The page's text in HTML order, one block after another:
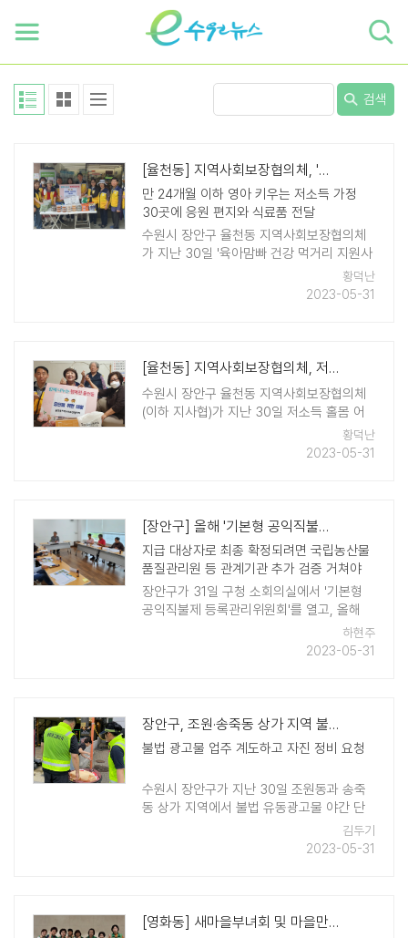
검색
[율천동] 지역사회보장협의체, '육아맘빠 건강 먹거리 지원사업' 진행
만 24개월 이하 영아 키우는 저소득 가정
30곳에 응원 편지와 식료품 전달
수원시 장안구 율천동 지역사회보장협의체
가 지난 30일 '육아맘빠 건강 먹거리 지원사
업'의 일환으로 영아를 키우는 취약계층 30
가구에 과일과 반찬을 전달했다. 율천동 주
황덕난
2023-05-31
[율천동] 지역사회보장협의체, 저소득 홀몸 어르신 위한 '당신을 위한 데이'..
수원시 장안구 율천동 지역사회보장협의체
(이하 지사협)가 지난 30일 저소득 홀몸 어
르신을 위한 방문 복지서비스 '당신을 위한
데이'를 진행했다. '당신을 위한 데이'는 복지
황덕난
2023-05-31
[장안구] 올해 '기본형 공익직불금' 지급 대상 137명, 37.9헥타르 결..
지급 대상자로 최종 확정되려면 국립농산물
품질관리원 등 관계기관 추가 검증 거쳐야
장안구가 31일 구청 소회의실에서 '기본형
공익직불제 등록관리위원회'를 열고, 올해
기본형 공익직불금 지급 대상을 137명, 37.9
헥타르(농지 면적)로 결정했다. 장안구는 이
하현주
2023-05-31
장안구, 조원·송죽동 상가 지역 불법 광고물 야간 단속
불법 광고물 업주 계도하고 자진 정비 요청
수원시 장안구가 지난 30일 조원동과 송죽
동 상가 지역에서 불법 유동광고물 야간 단
속을 진행했다. 해 질 무렵 거리로 나선 단속
반은 곳곳에 설치된 불법 광고물을 찾아 업
김두기
2023-05-31
[영화동] 새마을부녀회 및 마을만들기협의회의 '사랑의 반찬 나눔' 진행